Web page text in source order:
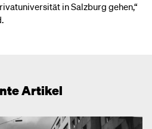
in Salzburg gehen,“
Artikel